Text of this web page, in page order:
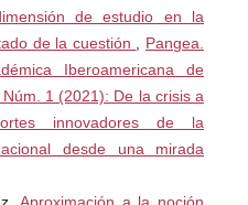
vida que florece. Barcelona:
de la comunicación humana.
G. T. y Xifra, J. (2006).
de estudio en la
de la cuestión
Pangea.
Iberoamericana de
1 (2021): De la crisis a
innovadores de la
desde una mirada
Aproximación a la noción